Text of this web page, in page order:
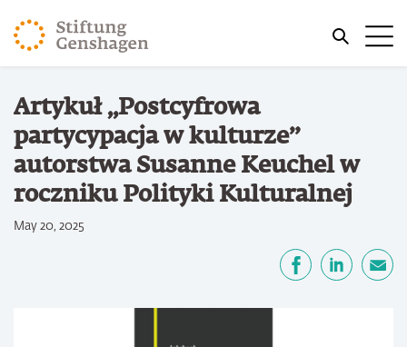
PRZJDŹ DO TREŚCI GŁÓWNEJ
PRZEJDŹ DO WYSZUKIWARKI
Jesteś tutaj
Strona główna
Artykuł „Postcyfrowa
partycypacja w kulturze”
autorstwa Susanne Keuchel w
roczniku Polityki Kulturalnej
May 20, 2025